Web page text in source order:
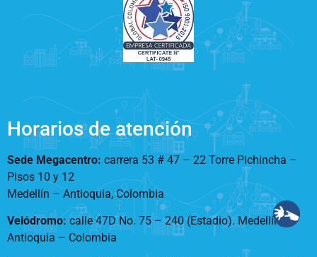
Horarios de atención
Sede Megacentro: carrera 53 # 47 – 22 Torre Pichincha –
Pisos 10 y 12
Medellín – Antioquia, Colombia
Velódromo: calle 47D No. 75 – 240 (Estadio). Medellín –
Antioquia – Colombia